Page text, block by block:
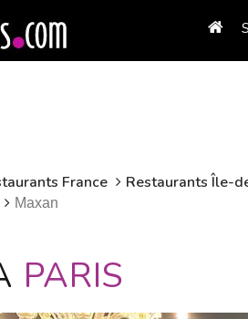
France Restaurants Île-
Maxan
PARIS